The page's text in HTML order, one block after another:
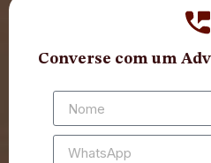
Converse com um